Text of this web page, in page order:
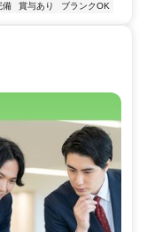
備 賞与あり ブランクOK